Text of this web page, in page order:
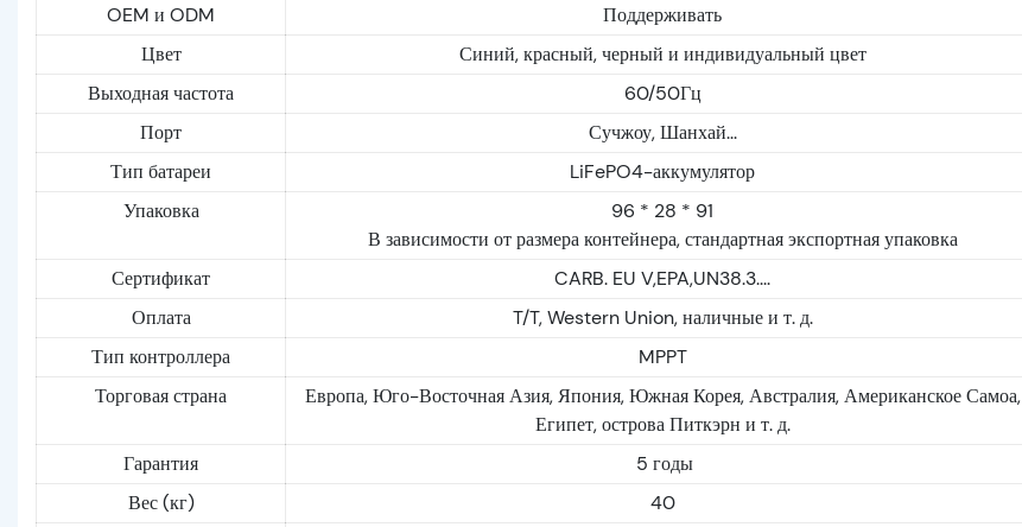
OEM и ODM
Поддерживать
Цвет
Синий, красный, черный и индивидуальный цвет
Выходная частота
60/50Гц
Порт
Сучжоу, Шанхай...
Тип батареи
LiFePO4-аккумулятор
Упаковка
96 * 28 * 91
В зависимости от размера контейнера, стандартная экспортная упаковка
Сертификат
CARB. EU V,EPA,UN38.3....
Оплата
T/T, Western Union, наличные и т. д.
Тип контроллера
MPPT
Торговая страна
Европа, Юго-Восточная Азия, Япония, Южная Корея, Австралия, Американское Самоа,
Египет, острова Питкэрн и т. д.
Гарантия
5 годы
Вес (кг)
40